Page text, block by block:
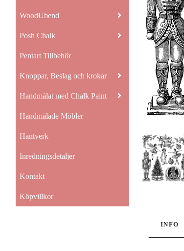
WoodUbend
Posh Chalk
Pentart Tillbehör
Knoppar, Beslag och krokar
Handmålat med Chalk Paint
Handmålade Möbler
Hantverk
Inredningsdetaljer
Kontakt
Köpvillkor
INFO